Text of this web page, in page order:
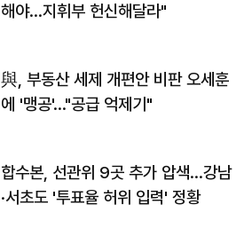
해야…지휘부 헌신해달라"
與, 부동산 세제 개편안 비판 오세훈
에 '맹공'…"공급 억제기"
합수본, 선관위 9곳 추가 압색…강남
·서초도 '투표율 허위 입력' 정황